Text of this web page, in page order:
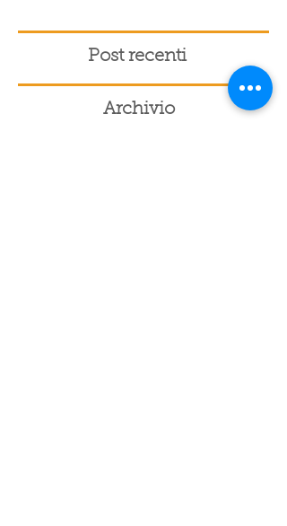
Post recenti
Archivio